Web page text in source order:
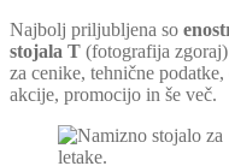
Najbolj priljubljena so
stojala T (fotografija
za cenike, tehnične
akcije, promocijo in še več.